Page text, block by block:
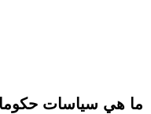
ما هي سياسات حكومات